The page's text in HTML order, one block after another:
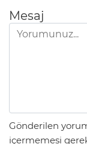
Mesaj
Gönderilen
içermemesi